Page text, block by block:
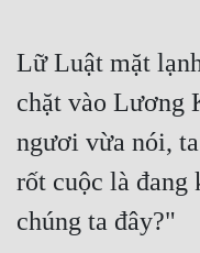
Dị Giới
Dị Năng
Gia Đấu
Góc Nhìn Nam
Lữ Luật mặt
chặt vào Lương
ngươi vừa nói,
rốt cuộc là đang
chúng ta đây?"